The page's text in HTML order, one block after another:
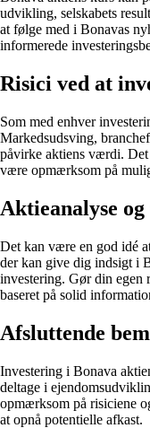
udvikling, selskabets
at følge med i Bonavas
informerede
Risici ved at
Som med enhver
Markedsudsving,
påvirke aktiens værdi.
være opmærksom på
Aktieanalyse
Det kan være en god idé
der kan give dig indsigt i
investering. Gør din egen
baseret på solid
Afsluttende
Investering i Bonava
deltage i
opmærksom på risiciene
at opnå potentielle afkast.